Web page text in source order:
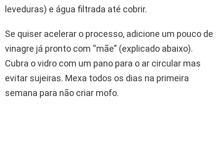
leveduras) e água filtrada até cobrir.
Se quiser acelerar o processo, adicione um pouco de
vinagre já pronto com “mãe” (explicado abaixo).
Cubra o vidro com um pano para o ar circular mas
evitar sujeiras. Mexa todos os dias na primeira
semana para não criar mofo.